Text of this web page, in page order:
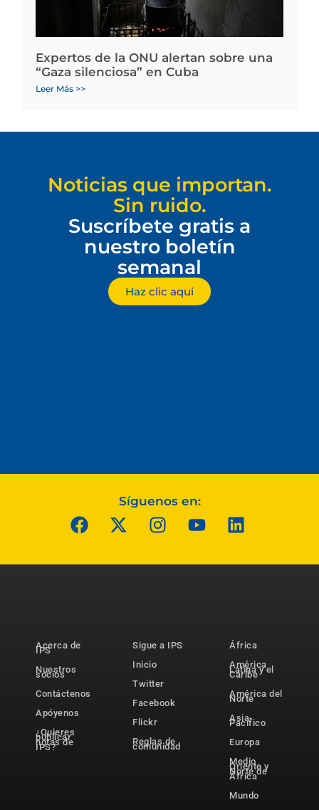
Expertos de la ONU alertan sobre una
“Gaza silenciosa” en Cuba
Leer Más >>
Noticias que importan.
Sin ruido.
Suscríbete gratis a
nuestro boletín
semanal
Haz clic aquí
Síguenos en:
Acerca de
IPS
Nuestros
socios
Contáctenos
Apóyenos
¿Quieres
publicar
notas de
IPS?
Sigue a IPS
Inicio
Twitter
Facebook
Flickr
Reglas de
comunidad
África
América
Latina y el
Caribe
América del
Norte
Asia-
Pacífico
Europa
Medio
Oriente y
Norte de
África
Mundo